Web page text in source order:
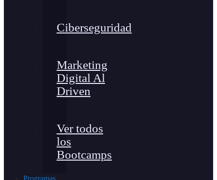
Ciberseguridad
Marketing
Digital Al
Driven
Ver todos
los
Bootcamps
Programas